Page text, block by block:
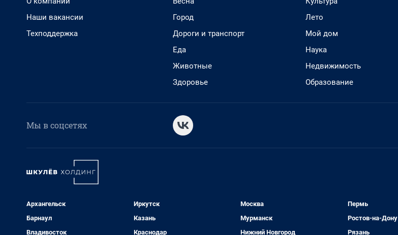
Наши вакансии
Техподдержка
Город
Дороги и транспорт
Еда
Животные
Здоровье
Лето
Мой дом
Наука
Недвижимость
Образование
Мы в соцсетях
Архангельск
Барнаул
Владивосток
Иркутск
Казань
Краснодар
Москва
Мурманск
Нижний Новгород
Пермь
Ростов-на-Дону
Рязань